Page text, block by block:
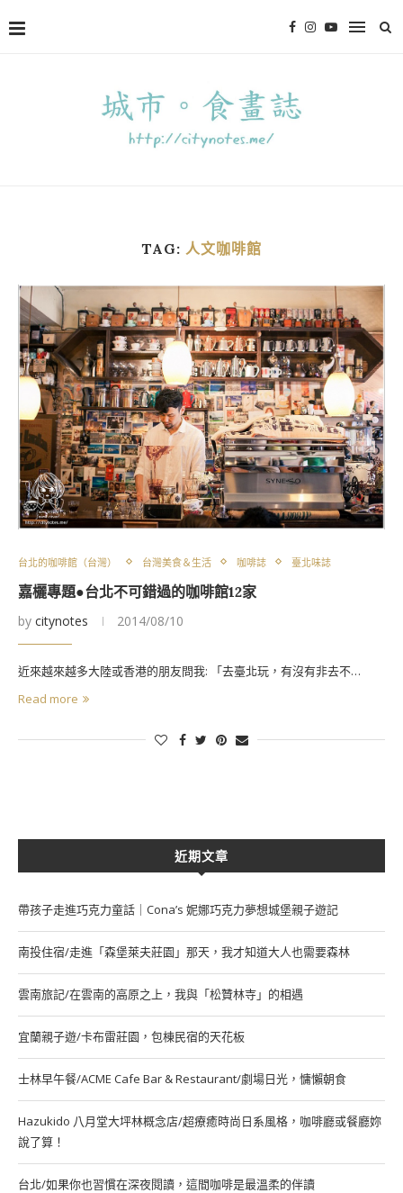
TAG: 人文咖啡館
台北的咖啡館（台灣） 台灣美食＆生活 咖啡誌 臺北味誌
嘉欐專題●台北不可錯過的咖啡館12家
by citynotes 2014/08/10
近來越來越多大陸或香港的朋友問我: 「去臺北玩，有沒有非去不…
Read more
近期文章
帶孩子走進巧克力童話｜Cona’s 妮娜巧克力夢想城堡親子遊記
南投住宿/走進「森堡萊夫莊園」那天，我才知道大人也需要森林
雲南旅記/在雲南的高原之上，我與「松贊林寺」的相遇
宜蘭親子遊/卡布雷莊園，包棟民宿的天花板
士林早午餐/ACME Cafe Bar & Restaurant/劇場日光，慵懶朝食
Hazukido 八月堂大坪林概念店/超療癒時尚日系風格，咖啡廳或餐廳妳
說了算！
台北/如果你也習慣在深夜閱讀，這間咖啡是最溫柔的伴讀